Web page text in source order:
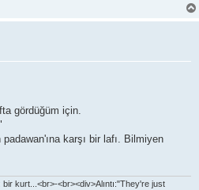
gördüğüm için.
karşı bir lafı. Bilmiyen
kurt...<br>-<br><div>Alıntı:"They're just